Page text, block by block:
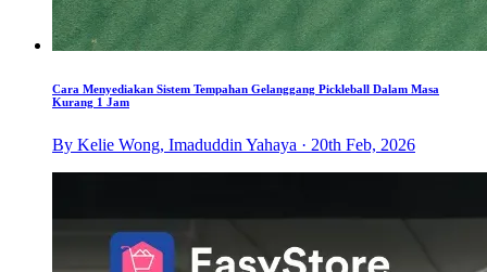
Cara Menyediakan Sistem Tempahan Gelanggang Pickleball Dalam Masa
Kurang 1 Jam
By Kelie Wong, Imaduddin Yahaya · 20th Feb, 2026